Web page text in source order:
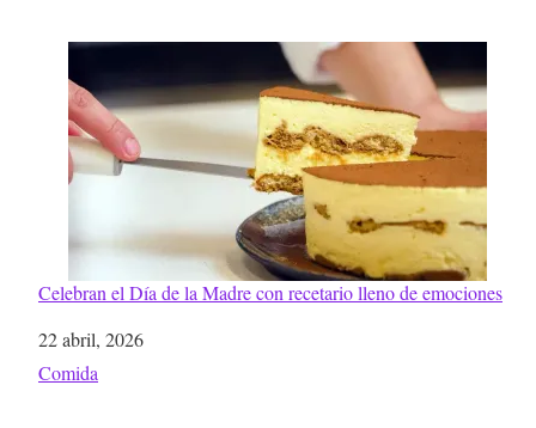
Celebran el Día de la Madre con recetario lleno de emociones
Fecha
22 abril, 2026
Respecto a
Comida